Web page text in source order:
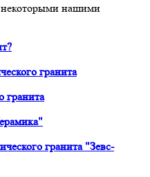
некоторыми нашими
гранита
гранита
гранита "Зевс-